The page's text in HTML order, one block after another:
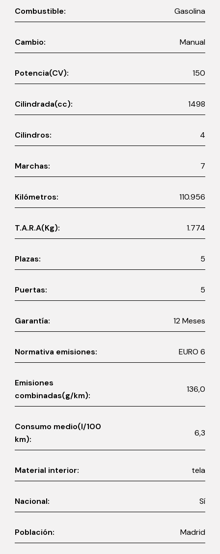
Combustible: Gasolina
Cambio: Manual
Potencia(CV): 150
Cilindrada(cc): 1498
Cilindros: 4
Marchas: 7
Kilómetros: 110.956
T.A.R.A(Kg): 1.774
Plazas: 5
Puertas: 5
Garantía: 12 Meses
Normativa emisiones: EURO 6
Emisiones
combinadas(g/km):
136,0
Consumo medio(l/100
km):
6,3
Material interior: tela
Nacional: Sí
Población: Madrid